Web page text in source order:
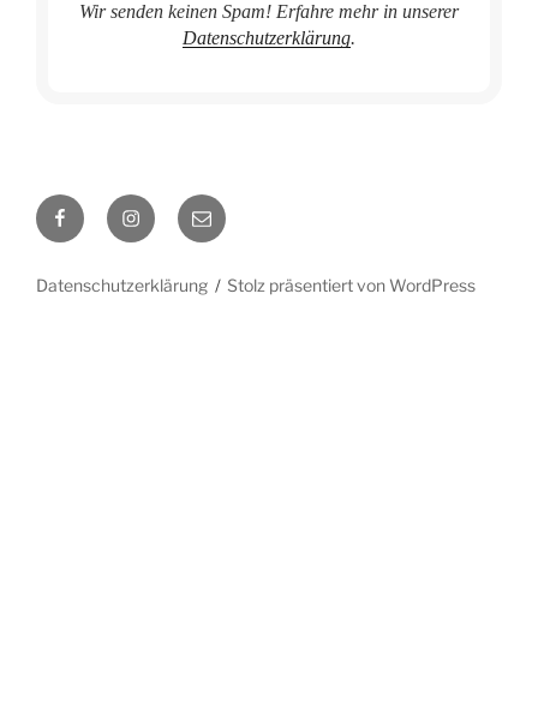
Wir senden keinen Spam! Erfahre mehr in unserer
Datenschutzerklärung.
FacebookInstagram
E-
Mail
Datenschutzerklärung Stolz präsentiert von WordPress